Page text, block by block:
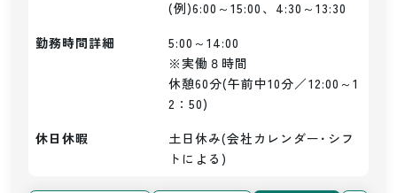
(例)6:00～15:00、4:30～13:30
勤務時間詳細
5:00～14:00
※実働８時間
休憩60分(午前中10分／12:00～1
2：50)
休日休暇
土日休み(会社カレンダー･シフ
トによる)